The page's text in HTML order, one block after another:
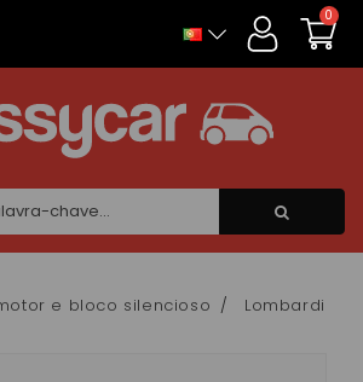
0
e bloco silencioso Lombardini
de Cookies